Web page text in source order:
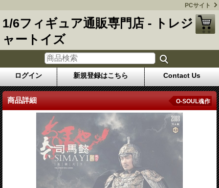
PCサイト
1/6フィギュア通販専門店 - トレジ
ャートイズ
ログイン 新規登録はこちら Contact Us
商品詳細 O-SOUL魂作